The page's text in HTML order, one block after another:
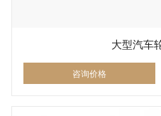
大型汽车
咨询价格